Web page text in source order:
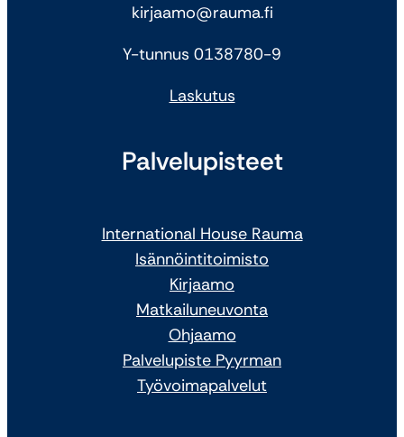
kirjaamo@rauma.fi
Y-tunnus 0138780-9
Laskutus
Palvelupisteet
International House Rauma
Isännöintitoimisto
Kirjaamo
Matkailuneuvonta
Ohjaamo
Palvelupiste Pyyrman
Työvoimapalvelut